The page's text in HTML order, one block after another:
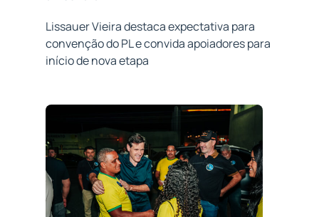
Lissauer Vieira destaca expectativa para
convenção do PL e convida apoiadores para
início de nova etapa